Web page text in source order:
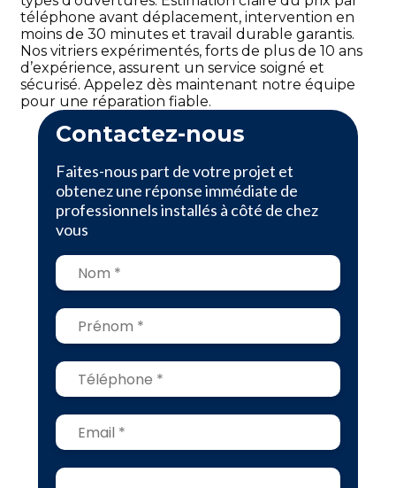
téléphone avant déplacement, intervention en
moins de 30 minutes et travail durable garantis.
Nos vitriers expérimentés, forts de plus de 10 ans
d’expérience, assurent un service soigné et
sécurisé. Appelez dès maintenant notre équipe
pour une réparation fiable.
Contactez-nous
Faites-nous part de votre projet et
obtenez une réponse immédiate de
professionnels installés à côté de chez
vous